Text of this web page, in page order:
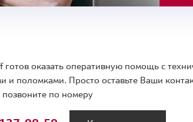
готов оказать оперативную помощь с
и поломками. Просто оставьте Ваши
по номеру